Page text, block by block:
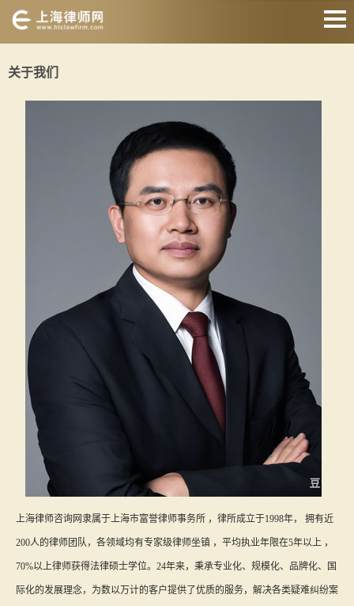
房产纠纷
债权债务
合同纠纷
征地拆迁
关于我们
关于我们
上海律师咨询网隶属于上海市富誉律师事务所 ，律所成立于1998年， 拥有近
200人的律师团队，各领域均有专家级律师坐镇 ，平均执业年限在5年以上 ，
70%以上律师获得法律硕士学位。24年来，秉承专业化、规模化、品牌化、国
际化的发展理念，为数以万计的客户提供了优质的服务，解决各类疑难纠纷案